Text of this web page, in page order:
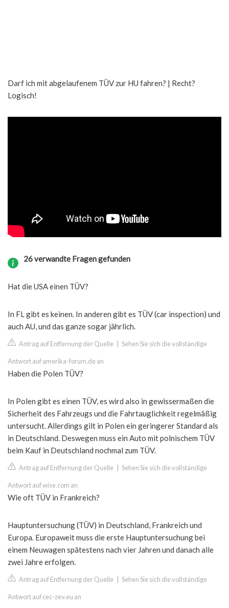
Darf ich mit abgelaufenem TÜV zur HU fahren? | Recht?
Logisch!
26 verwandte Fragen gefunden
Hat die USA einen TÜV?
In FL gibt es keinen. In anderen gibt es TÜV (car inspection) und
auch AU, und das ganze sogar jährlich.
Antrag auf Entfernung der Quelle Sehen Sie sich die vollständige
Antwort auf amerika-forum.de an
Haben die Polen TÜV?
In Polen gibt es einen TÜV, es wird also in gewissermaßen die
Sicherheit des Fahrzeugs und die Fahrtauglichkeit regelmäßig
untersucht. Allerdings gilt in Polen ein geringerer Standard als
in Deutschland. Deswegen muss ein Auto mit polnischem TÜV
beim Kauf in Deutschland nochmal zum TÜV.
Antrag auf Entfernung der Quelle Sehen Sie sich die vollständige
Antwort auf wise.com an
Wie oft TÜV in Frankreich?
Hauptuntersuchung (TÜV) in Deutschland, Frankreich und
Europa. Europaweit muss die erste Hauptuntersuchung bei
einem Neuwagen spätestens nach vier Jahren und danach alle
zwei Jahre erfolgen.
Antrag auf Entfernung der Quelle Sehen Sie sich die vollständige
Antwort auf cec-zev.eu an